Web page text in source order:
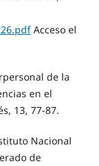
Acceso el
de la
en el
13, 77-87.
Nacional
de